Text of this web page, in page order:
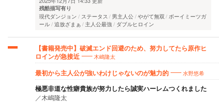
残酷描写有り
現代ダンジョン ステータス 男主人公 やがて無双
ボーイミーツガ
ール 追放ざまぁ 主人公最強 ダブルヒロイン
【書籍発売中】破滅エンド回避のため、努力してたら原作ヒ
ロインが急接近
木嶋隆太
最初から主人公が強いわけじゃないのが魅力的 水野悠希
極悪非道な性癖貴族が努力したら誠実ハーレムつくれました
／木嶋隆太